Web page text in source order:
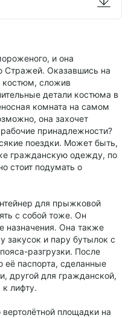
и она
Стражей. Оказавшись на
костюм, сложив
детали костюма в
комната на самом
она захочет
принадлежности?
поездки. Может быть,
гражданскую одежду, по
стоит подумать о
для прыжковой
с собой тоже. Он
назначения. Она также
закусок и пару бутылок с
разгрузки. После
её паспорта, сделанные
другой для гражданской,
лифту.
площадки на